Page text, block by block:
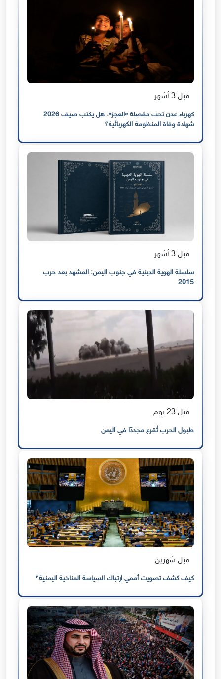
قبل 3 أشهر
كهرباء عدن تحت مقصلة «العجز»: هل يكتب صيف 2026
شهادة وفاة المنظومة الكهربائية؟
قبل 3 أشهر
سلسلة الهوية الدينية في جنوب اليمن: المشهد بعد حرب
2015
قبل 23 يوم
طبول الحرب تُقرع مجددًا في اليمن
قبل شهرين
كيف كشف تصويت أممي ارتباك السياسة المناخية اليمنية؟